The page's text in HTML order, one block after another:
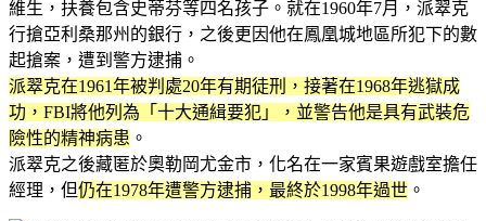
維生，扶養包含史蒂芬等四名孩子。就在1960年7月，派翠克
行搶亞利桑那州的銀行，之後更因他在鳳凰城地區所犯下的數
起搶案，遭到警方逮捕。
派翠克在1961年被判處20年有期徒刑，接著在1968年逃獄成
功，FBI將他列為「十大通緝要犯」，並警告他是具有武裝危
險性的精神病患 。
派翠克之後藏匿於奧勒岡尤金市，化名在一家賓果遊戲室擔任
經理，但仍在1978年遭警方逮捕，最終於1998年過世 。